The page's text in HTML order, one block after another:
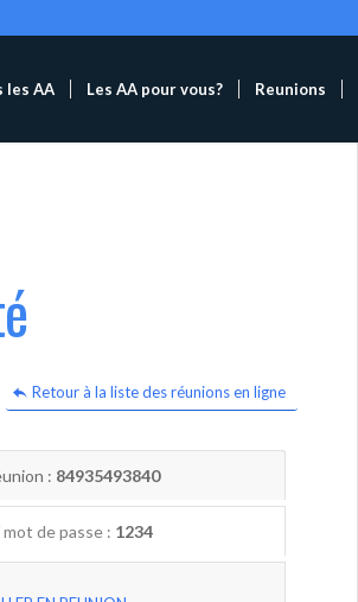
les AA Les AA pour vous? Reunions
Retour à la liste des réunions en ligne
: 84935493840
de passe : 1234